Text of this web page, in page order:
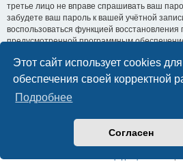
Этот сайт использует cookies для
обеспечения своей корректной
Подробнее
Согласен
третье лицо не вправе спрашивать ваш
забудете ваш пароль к вашей учётной
воспользоваться функцией
предусмотренной программным
необходимо ввести ваше имя
программное обеспечение phpBB
вашей учётной записи.
Создано на основеphpBB® Forum
Русская поддержка